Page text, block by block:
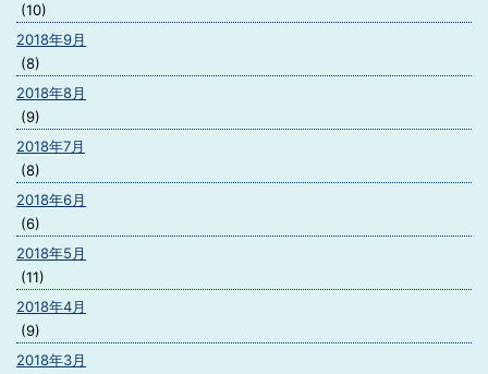
(10)
2018年9月
(8)
2018年8月
(9)
2018年7月
(8)
2018年6月
(6)
2018年5月
(11)
2018年4月
(9)
2018年3月